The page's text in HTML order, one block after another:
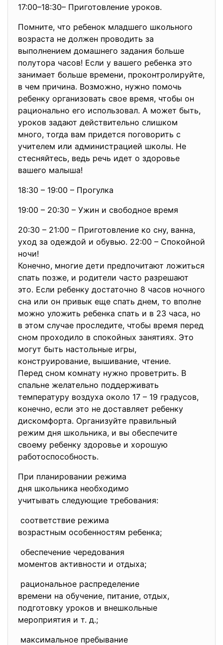
17:00–18:30– Приготовление уроков.
Помните, что ребенок младшего школьного
возраста не должен проводить за
выполнением домашнего задания больше
полутора часов! Если у вашего ребенка это
занимает больше времени, проконтролируйте,
в чем причина. Возможно, нужно помочь
ребенку организовать свое время, чтобы он
рационально его использовал. А может быть,
уроков задают действительно слишком
много, тогда вам придется поговорить с
учителем или администрацией школы. Не
стесняйтесь, ведь речь идет о здоровье
вашего малыша!
18:30 – 19:00 – Прогулка
19:00 – 20:30 – Ужин и свободное время
20:30 – 21:00 – Приготовление ко сну, ванна,
уход за одеждой и обувью. 22:00 – Спокойной
ночи!
Конечно, многие дети предпочитают ложиться
спать позже, и родители часто разрешают
это. Если ребенку достаточно 8 часов ночного
сна или он привык еще спать днем, то вполне
можно уложить ребенка спать и в 23 часа, но
в этом случае проследите, чтобы время перед
сном проходило в спокойных занятиях. Это
могут быть настольные игры,
конструирование, вышивание, чтение.
Перед сном комнату нужно проветрить. В
спальне желательно поддерживать
температуру воздуха около 17 – 19 градусов,
конечно, если это не доставляет ребенку
дискомфорта. Организуйте правильный
режим дня школьника, и вы обеспечите
своему ребенку здоровье и хорошую
работоспособность.
При планировании режима
дня школьника необходимо
учитывать следующие требования:
соответствие режима
возрастным особенностям ребенка;
обеспечение чередования
моментов активности и отдыха;
рациональное распределение
времени на обучение, питание, отдых,
подготовку уроков и внешкольные
мероприятия и т. д.;
максимальное пребывание